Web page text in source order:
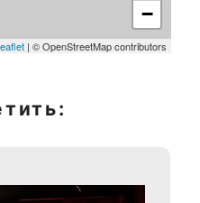
−
| © OpenStreetMap contributors